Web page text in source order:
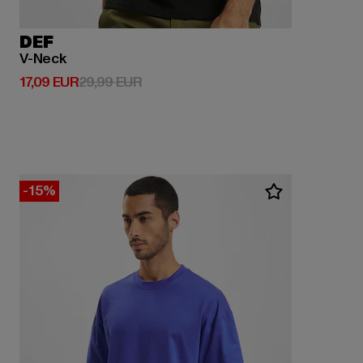
DEF
V-Neck
17,09 EUR
Derzeitiger Preis: 17,09 EUR
29,99 EURAktionspreis: 29,99 EUR
-15%